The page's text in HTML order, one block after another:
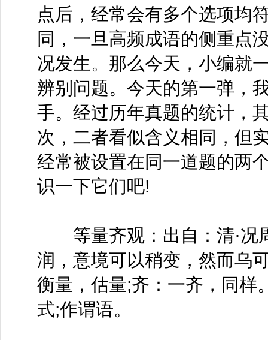
点后，经常会有多个选项均
同，一旦高频成语的侧重点
况发生。那么今天，小编就
辨别问题。今天的第一弹，
手。经过历年真题的统计，
次，二者看似含义相同，但
经常被设置在同一道题的两
识一下它们吧!
等量齐观：出自：清·况
润，意境可以稍变，然而乌
衡量，估量;齐：一齐，同样
式;作谓语。